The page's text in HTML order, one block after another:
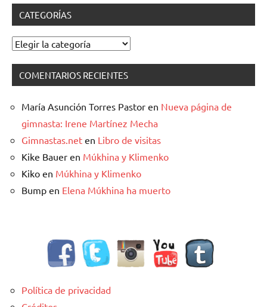
CATEGORÍAS
Categorías
COMENTARIOS RECIENTES
María Asunción Torres Pastor en Nueva página de
gimnasta: Irene Martínez Mecha
Gimnastas.net en Libro de visitas
Kike Bauer en Múkhina y Klimenko
Kiko en Múkhina y Klimenko
Bump en Elena Múkhina ha muerto
Política de privacidad